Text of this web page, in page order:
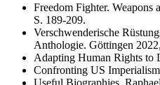
Freedom Fighter.
S. 189-209.
Verschwenderische
Anthologie. Göttingen
Adapting Human Rights to
Confronting US
Useful Biographies.